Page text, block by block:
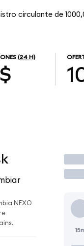
circulante de
(24 H)
NEXO